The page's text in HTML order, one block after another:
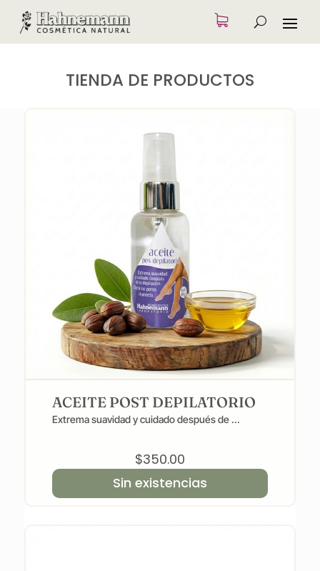
TIENDA DE PRODUCTOS
ACEITE POST DEPILATORIO
Extrema suavidad y cuidado después de ...
$350.00
Sin existencias